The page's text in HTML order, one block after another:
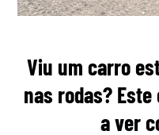
Viu um carro
nas rodas?
a ver